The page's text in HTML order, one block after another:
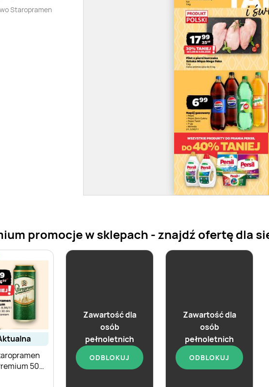
Staropramen
promocje w sklepach - znajdź ofertę dla
aktualna
500
Zawartość dla
osób
pełnoletnich
ODBLOKUJ
od dziś
Zawartość dla
osób
pełnoletnich
ODBLOKUJ
od dziś